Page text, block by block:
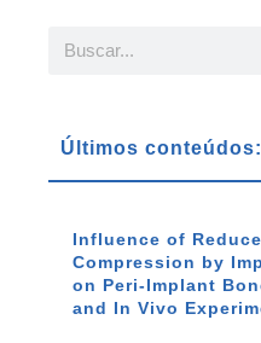
Últimos conteúdos:
Influence of
Compression by
on Peri-Implant
and In Vivo